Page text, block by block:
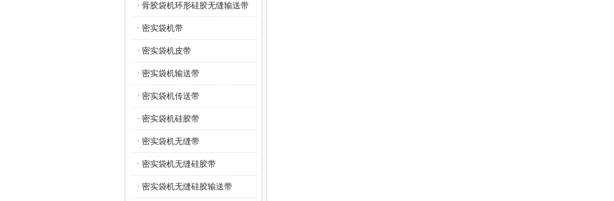
· 骨胶袋机环形硅胶无缝输送带
· 密实袋机带
· 密实袋机皮带
· 密实袋机输送带
· 密实袋机传送带
· 密实袋机硅胶带
· 密实袋机无缝带
· 密实袋机无缝硅胶带
· 密实袋机无缝硅胶输送带